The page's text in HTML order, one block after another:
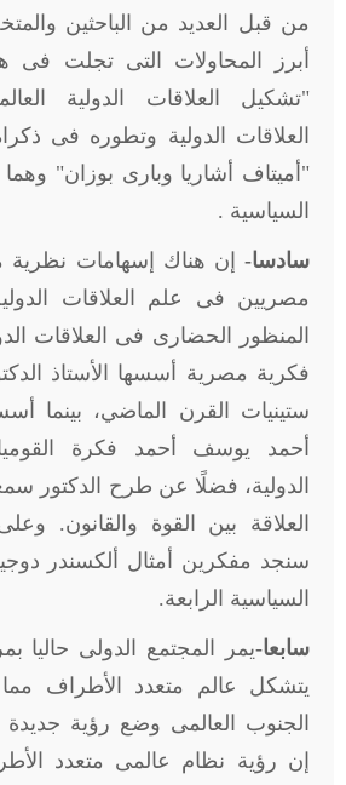
من قبل العديد من الباحثين
أبرز المحاولات التى تجلت فى
"تشكيل العلاقات الدولية
العلاقات الدولية وتطوره فى
"أميتاف أشاريا وبارى بوزان"
السياسية .
سادسا-
إن هناك إسهامات
مصريين فى علم العلاقات
المنظور الحضارى فى العلاقات
فكرية مصرية أسسها الأستاذ
ستينيات القرن الماضي، بينما
أحمد يوسف أحمد فكرة
الدولية، فضلًا عن طرح الدكتور
العلاقة بين القوة والقانون.
سنجد مفكرين أمثال ألكسندر
السياسية الرابعة.
سابعا-يمر المجتمع الدولى حاليا
يتشكل عالم متعدد الأطراف
الجنوب العالمى وضع رؤية جديدة
إن رؤية نظام عالمى متعدد